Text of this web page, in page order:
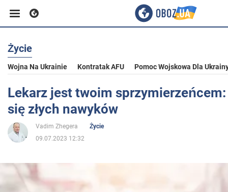
Biznes
Sport
Rozrywka
Polityka
Życie
Wojna Na Ukrainie Kontratak AFU Pomoc Wojskowa Dla
Lekarz jest twoim
się złych nawyków
Vadim Zhegera
Życie
09.07.2023 12:32